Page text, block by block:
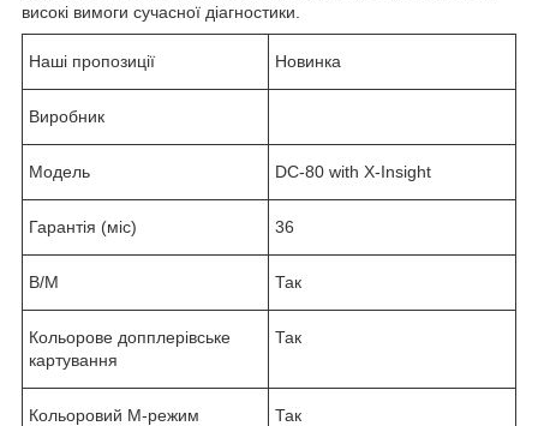
високі вимоги сучасної діагностики.
Наші пропозиції Новинка
Виробник
Модель DC-80 with X-Insight
Гарантія (міс) 36
В/М Так
Кольорове допплерівське
картування
Так
Кольоровий М-режим Так